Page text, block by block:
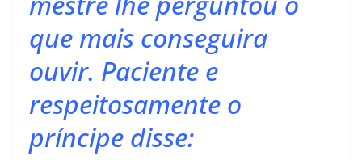
que mais conseguira
ouvir. Paciente e
respeitosamente o
príncipe disse: